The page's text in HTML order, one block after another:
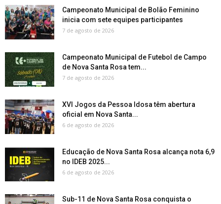
Campeonato Municipal de Bolão Feminino
inicia com sete equipes participantes
7 de agosto de 2026
Campeonato Municipal de Futebol de Campo
de Nova Santa Rosa tem...
7 de agosto de 2026
XVI Jogos da Pessoa Idosa têm abertura
oficial em Nova Santa...
6 de agosto de 2026
Educação de Nova Santa Rosa alcança nota 6,9
no IDEB 2025...
6 de agosto de 2026
Sub-11 de Nova Santa Rosa conquista o